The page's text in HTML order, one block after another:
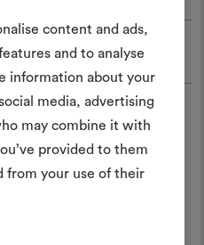
content and ads,
and to analyse
information about your
media, advertising
may combine it with
provided to them
from your use of their
Ein
erstellen
Ein interaktives Tool, mit
Ideen zum Leben
anderen teilen können,